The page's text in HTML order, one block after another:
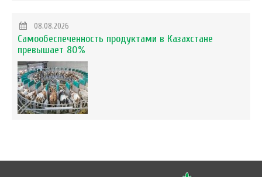
08.08.2026
Самообеспеченность продуктами в Казахстане
превышает 80%